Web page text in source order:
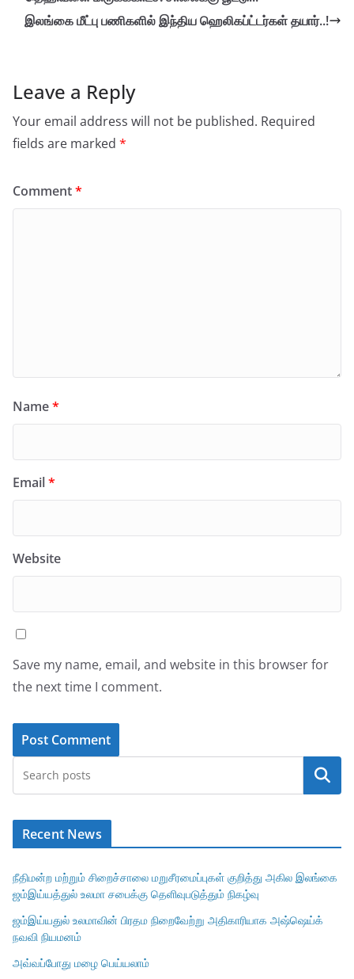
இலங்கை மீட்பு பணிகளில் இந்திய ஹெலிகப்ட்டர்கள் தயார்..!
Leave a Reply
Your email address will not be published. Required
fields are marked *
Comment*
Name*
Email*
Website
Save my name, email, and website in this browser for
the next time I comment.
Search
Recent News
நீதிமன்ற மற்றும் சிறைச்சாலை மறுசீரமைப்புகள் குறித்து அகில இலங்கை
ஜம்இய்யத்துல் உலமா சபைக்கு தெளிவுபடுத்தும் நிகழ்வு
ஜம்இய்யதுல் உலமாவின் பிரதம நிறைவேற்று அதிகாரியாக அஷ்ஷெய்க்
நவவி நியமனம்
அவ்வப்போது மழை பெய்யலாம்